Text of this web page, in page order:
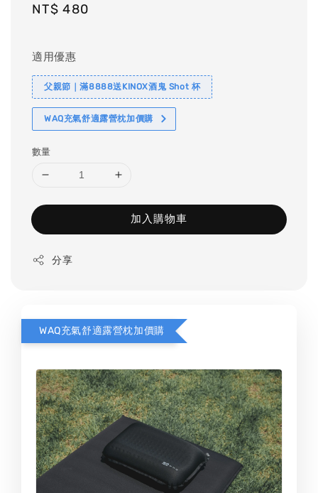
Regular
NT$ 480
適用優惠
父親節｜滿8888送KINOX酒鬼 Shot 杯
WAQ充氣舒適露營枕加價購
數量
加入購物車
分享
WAQ充氣舒適露營枕加價購